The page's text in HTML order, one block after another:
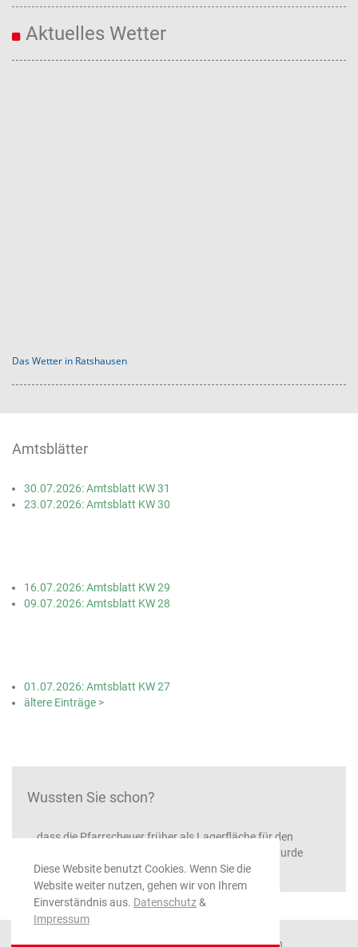
Diese Website benutzt Cookies. Wenn Sie die
Website weiter nutzen, gehen wir von Ihrem
Einverständnis aus. Datenschutz&
Impressum
Aktuelles Wetter
Das Wetter in Ratshausen
Amtsblätter
30.07.2026: Amtsblatt KW 31
23.07.2026: Amtsblatt KW 30
16.07.2026: Amtsblatt KW 29
09.07.2026: Amtsblatt KW 28
01.07.2026: Amtsblatt KW 27
ältere Einträge >
Wussten Sie schon?
...dass die Pfarrscheuer früher als Lagerfläche für den
Ortspfarrer diente, da Naturalbesoldung gewährt wurde
© 2026 Gemeinde Ratshausen, alle Rechte vorbehalten